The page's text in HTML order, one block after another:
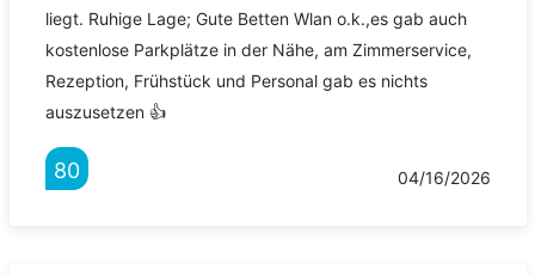
liegt. Ruhige Lage; Gute Betten Wlan o.k.,es gab auch
kostenlose Parkplätze in der Nähe, am Zimmerservice,
Rezeption, Frühstück und Personal gab es nichts
auszusetzen 👍
80 04/16/2026